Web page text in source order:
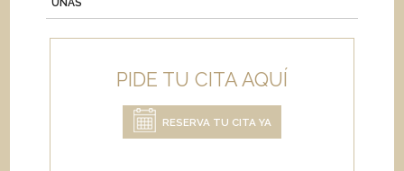
UÑAS
PIDE TU CITA AQUÍ
RESERVA TU CITA YA